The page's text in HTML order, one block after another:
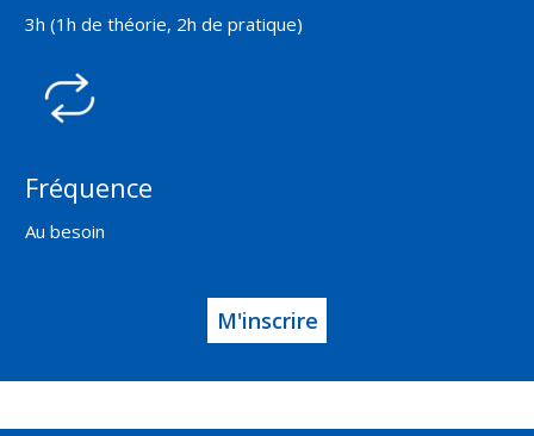
3h (1h de théorie, 2h de pratique)
Fréquence
Au besoin
M'inscrire